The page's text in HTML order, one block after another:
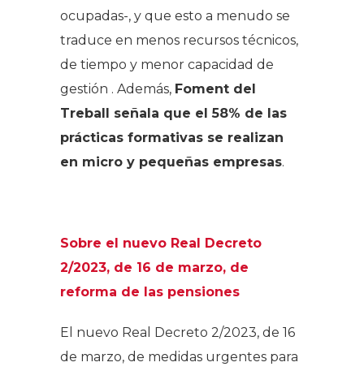
ocupadas-, y que esto a menudo se
traduce en menos recursos técnicos,
de tiempo y menor capacidad de
gestión . Además, Foment del
Treball señala que el 58% de las
prácticas formativas se realizan
en micro y pequeñas empresas.
Sobre el nuevo Real Decreto
2/2023, de 16 de marzo, de
reforma de las pensiones
El nuevo Real Decreto 2/2023, de 16
de marzo, de medidas urgentes para